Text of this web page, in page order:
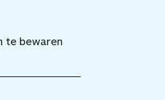
te bewaren